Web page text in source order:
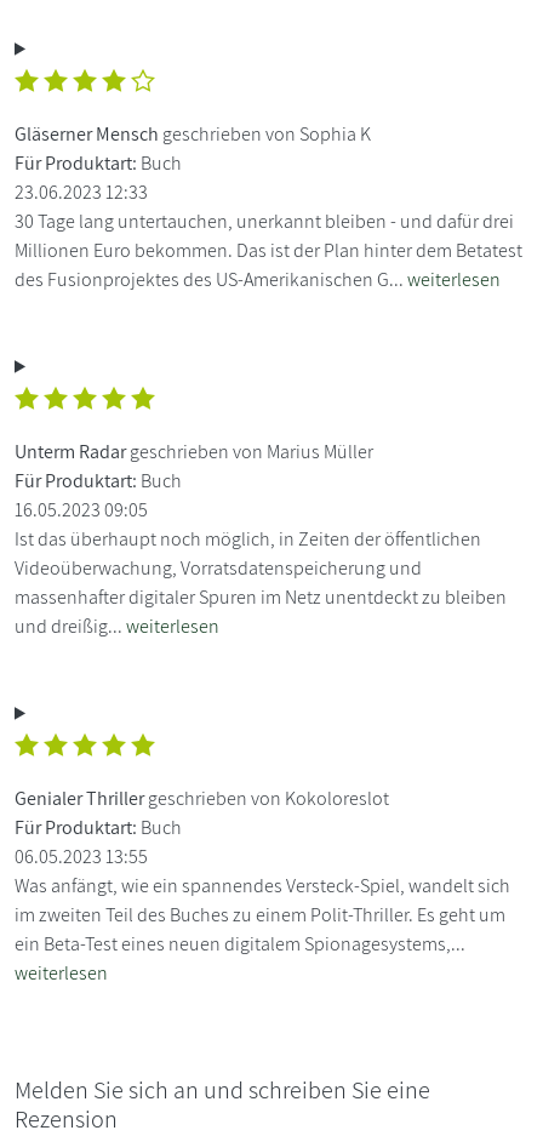
Gläserner Mensch geschrieben von Sophia K
Für Produktart: Buch
23.06.2023 12:33
30 Tage lang untertauchen, unerkannt bleiben - und dafür drei
Millionen Euro bekommen. Das ist der Plan hinter dem Betatest
des Fusionprojektes des US-Amerikanischen G...weiterlesen
Unterm Radargeschrieben von Marius Müller
Für Produktart: Buch
16.05.2023 09:05
Ist das überhaupt noch möglich, in Zeiten der öffentlichen
Videoüberwachung, Vorratsdatenspeicherung und
massenhafter digitaler Spuren im Netz unentdeckt zu bleiben
und dreißig...weiterlesen
Genialer Thrillergeschrieben von Kokoloreslot
Für Produktart: Buch
06.05.2023 13:55
Was anfängt, wie ein spannendes Versteck-Spiel, wandelt sich
im zweiten Teil des Buches zu einem Polit-Thriller. Es geht um
ein Beta-Test eines neuen digitalem Spionagesystems,...
weiterlesen
Melden Sie sich an und schreiben Sie eine
Rezension